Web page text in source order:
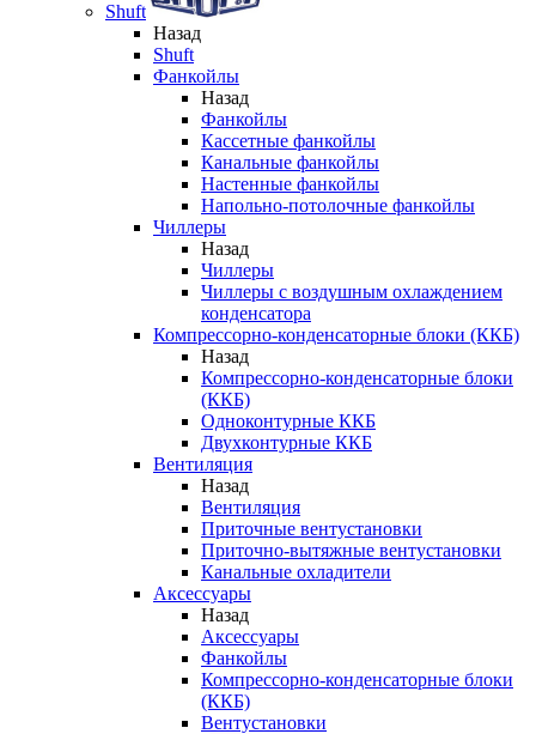
Shuft
Назад
Shuft
Фанкойлы
Назад
Фанкойлы
Кассетные фанкойлы
Канальные фанкойлы
Настенные фанкойлы
Напольно-потолочные фанкойлы
Чиллеры
Назад
Чиллеры
Чиллеры с воздушным охлаждением
конденсатора
Компрессорно-конденсаторные блоки (ККБ)
Назад
Компрессорно-конденсаторные блоки
(ККБ)
Одноконтурные ККБ
Двухконтурные ККБ
Вентиляция
Назад
Вентиляция
Приточные вентустановки
Приточно-вытяжные вентустановки
Канальные охладители
Аксессуары
Назад
Аксессуары
Фанкойлы
Компрессорно-конденсаторные блоки
(ККБ)
Вентустановки